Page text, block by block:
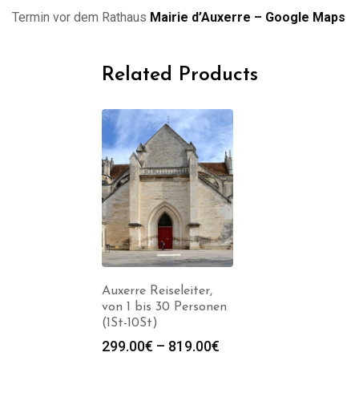
Termin vor dem Rathaus Mairie d’Auxerre – Google Maps
Related Products
Auxerre Reiseleiter,
von 1 bis 30 Personen
(1St-10St)
299.00€ – 819.00€